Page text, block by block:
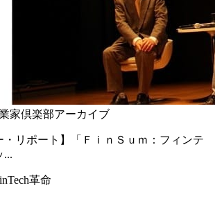
家倶楽部アーカイブ
・リポート】「ＦｉｎＳｕｍ：フィンテ
...
革命